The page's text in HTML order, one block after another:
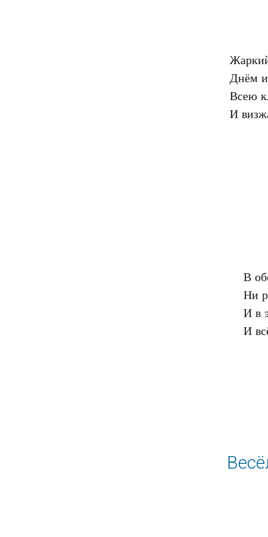
Днём
Всею
В
Ни
И в